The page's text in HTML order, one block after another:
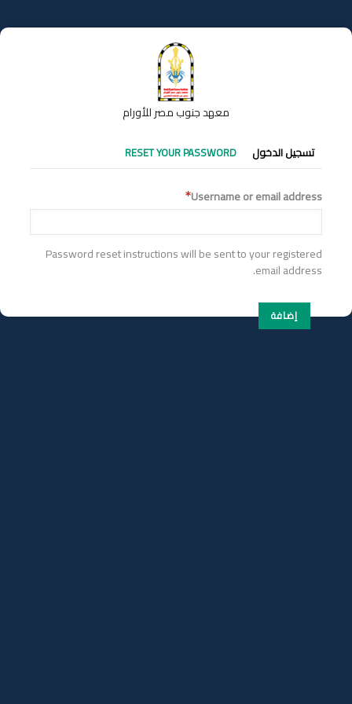
إلى
المحتوى
معهد جنوب مصر للأورام
التبويبات
الأساسية
تسجيل الدخول RESET YOUR PASSWORD
Username or email address
Password reset instructions will be sent to your registered
email address.